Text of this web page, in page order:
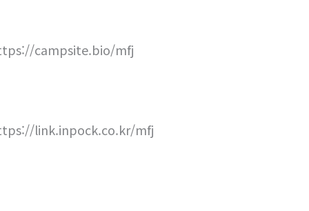
campsite.bio/mfj
link.inpock.co.kr/mfj